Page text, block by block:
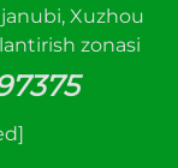
Xuzhou
zonasi